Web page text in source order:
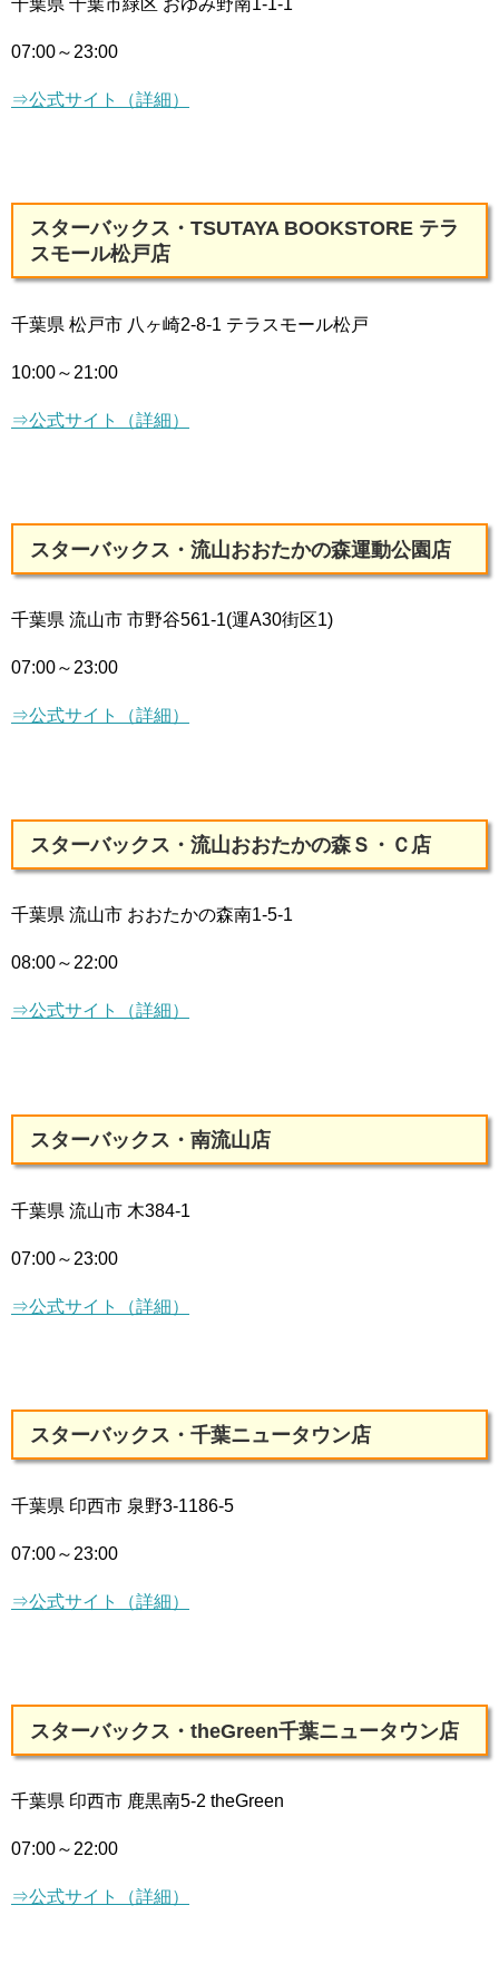
07:00～23:00
⇒公式サイト（詳細）
スターバックス・TSUTAYA BOOKSTORE テラ
スモール松戸店
千葉県 松戸市 八ヶ崎2-8-1 テラスモール松戸
10:00～21:00
⇒公式サイト（詳細）
スターバックス・流山おおたかの森運動公園店
千葉県 流山市 市野谷561-1(運A30街区1)
07:00～23:00
⇒公式サイト（詳細）
スターバックス・流山おおたかの森Ｓ・Ｃ店
千葉県 流山市 おおたかの森南1-5-1
08:00～22:00
⇒公式サイト（詳細）
スターバックス・南流山店
千葉県 流山市 木384-1
07:00～23:00
⇒公式サイト（詳細）
スターバックス・千葉ニュータウン店
千葉県 印西市 泉野3-1186-5
07:00～23:00
⇒公式サイト（詳細）
スターバックス・theGreen千葉ニュータウン店
千葉県 印西市 鹿黒南5-2 theGreen
07:00～22:00
⇒公式サイト（詳細）